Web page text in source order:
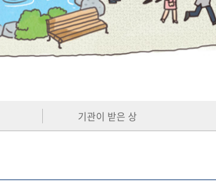
기관이 받은 상